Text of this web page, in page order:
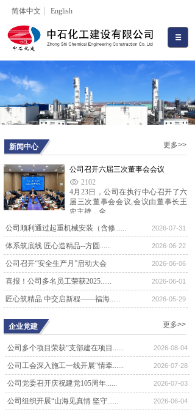
简体中文 English
更多>>
新闻中心
公司召开六届三次董事会会议
2102
4月23日，公司在执行中心召开了六
届三次董事会会议,会议由董事长王
忠主持，全......
公司召开六届一次董事会会议
8617
2024年12月28日上午，公司六届一次
董事会会议在河北宾馆召开。新当选
的1......
公司召开五届四次董事会会议
6468
4月18日，中石化工建设有限公司召
开五届四次董事会会议。会议由董事
公司召开五届三次董事会会议
6991
4月20日，中石化工建设有限公司召
开五届三次董事会会议。会议由董事
长王忠同志......
公司召开四届六次股东代表大会
公司顺利通过起重机械安装（含修...... 2026-07-31
体系筑底线 匠心造精品--方圆...... 2026-06-22
公司召开“安全生产月”启动大会 2026-06-06
喜报！公司多名员工荣获2025...... 2026-06-01
匠心筑精品 中交启新程——福海...... 2026-05-29
更多>>
企业党建
公司多个项目荣获“支部建在项目...... 2026-08-04
公司工会深入施工一线开展“情牵...... 2026-07-28
公司党委召开庆祝建党105周年...... 2026-07-03
公司组织开展“山海见真情 坚守...... 2026-06-04